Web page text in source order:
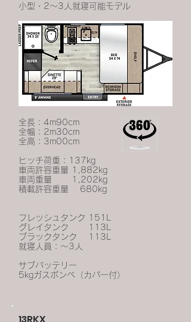
小型・2～3人就寝可能モデル
全長：4m90cm
全幅：2m30cm
全高：3m00cm
ヒッチ荷重：137kg
車両許容重量 1,882kg
車両重量 1,202kg
積載許容重量 680kg
フレッシュタンク 151L
グレイタンク 113L
ブラックタンク 113L
就寝人員：～3人
サブバッテリー
5kgガスボンベ（カバー付）